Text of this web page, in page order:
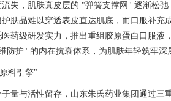
失，肌肤真皮层的 "弹簧支撑网" 逐渐松弛
肤品难以穿透表皮直达肌底，而口服补充
药级研发实力，推出重组胶原蛋白口服液
护" 的内在抗衰体系，为肌肤年轻筑牢深
料引擎"
量与活性留存，山东朱氏药业集团通过三